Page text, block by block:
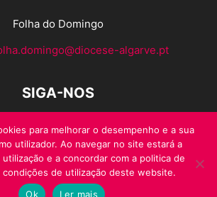
Folha do Domingo
algarve.pt
SIGA-NOS
para melhorar o desempenho e a sua
utilizador. Ao navegar no site estará a
e a concordar com a politica de
condições de utilização deste website.
Ok
Ler mais